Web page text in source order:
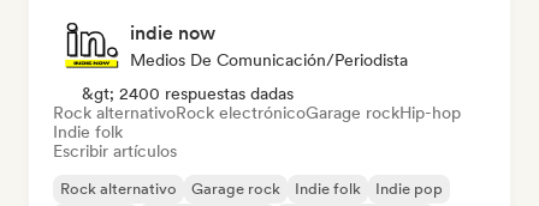
indie now
Medios De Comunicación/Periodista
&gt; 2400 respuestas dadas
Rock alternativoRock electrónicoGarage rockHip-hop
Indie folk
Escribir artículos
Rock alternativo Garage rock Indie folk
Indie pop